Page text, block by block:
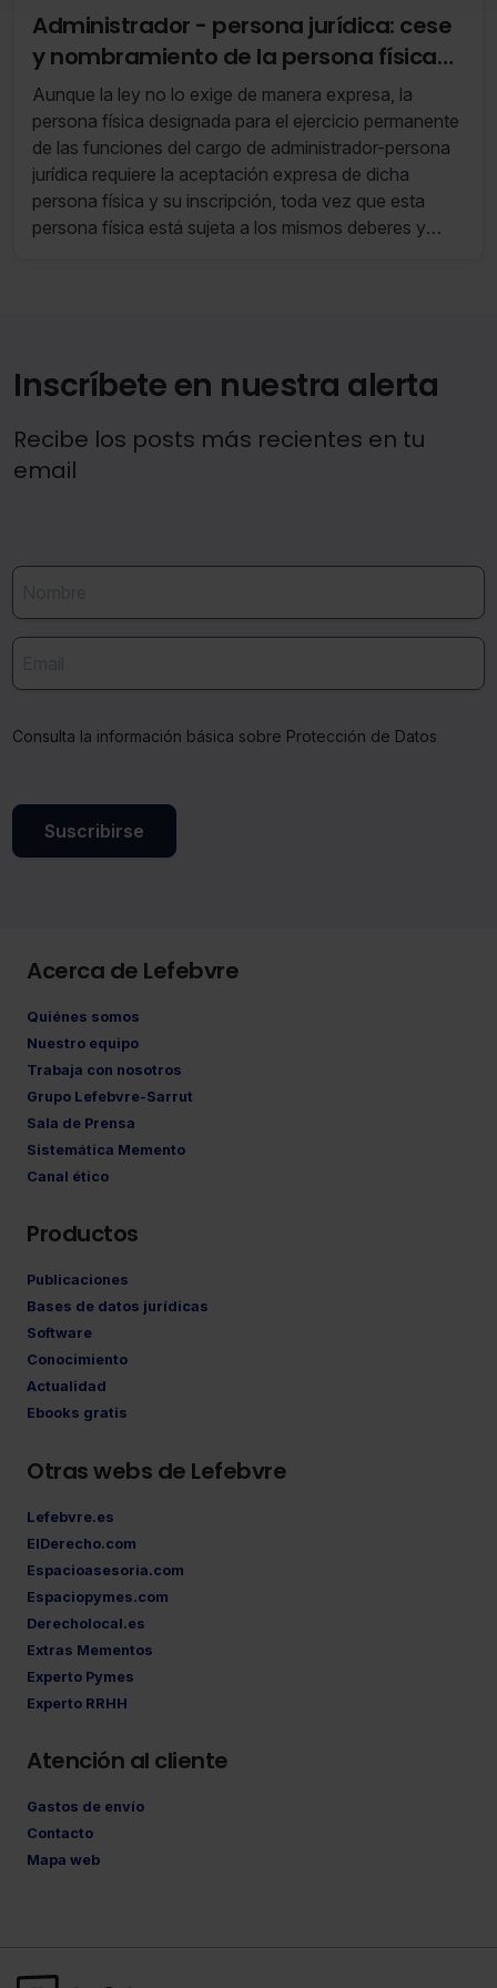
solo aquellas que quieras permitir en tu navegador. Si
no seleccionas ninguna utilizaremos las que sean
indispensables para la navegación.
Saber más acerca de las cookies
Administrador - persona jurídica: cese
y nombramiento de la persona física
designada para el ejercicio del cargo
Aunque la ley no lo exige de manera expresa, la
persona física designada para el ejercicio permanente
de las funciones del cargo de administrador-persona
jurídica requiere la aceptación expresa de dicha
persona física y su inscripción, toda vez que esta
persona física está sujeta a los mismos deberes y
Inscríbete en nuestra alerta
Recibe los posts más recientes en tu
email
Consulta la información básica sobre Protección de Datos
Suscribirse
Acerca de Lefebvre
Quiénes somos
Nuestro equipo
Trabaja con nosotros
Grupo Lefebvre-Sarrut
Sala de Prensa
Sistemática Memento
Canal ético
Productos
Publicaciones
Bases de datos jurídicas
Software
Conocimiento
Actualidad
Ebooks gratis
Otras webs de Lefebvre
Lefebvre.es
ElDerecho.com
Espacioasesoria.com
Espaciopymes.com
Derecholocal.es
Extras Mementos
Experto Pymes
Experto RRHH
Atención al cliente
Gastos de envío
Contacto
Mapa web